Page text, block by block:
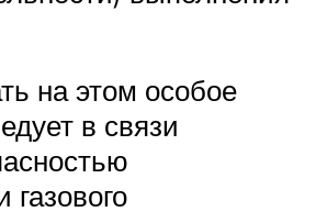
на этом особое
в связи
газового